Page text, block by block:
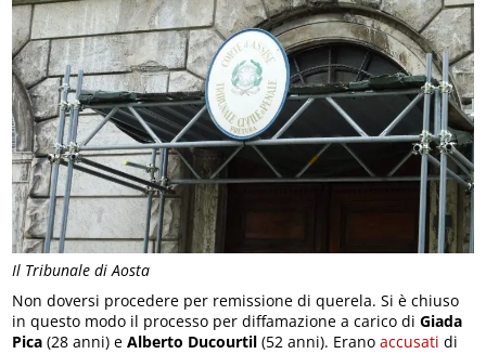
Il Tribunale di Aosta
Non doversi procedere per remissione di querela. Si è chiuso
in questo modo il processo per diffamazione a carico diGiada
Pica (28 anni) eAlberto Ducourtil (52 anni). Eranoaccusati di